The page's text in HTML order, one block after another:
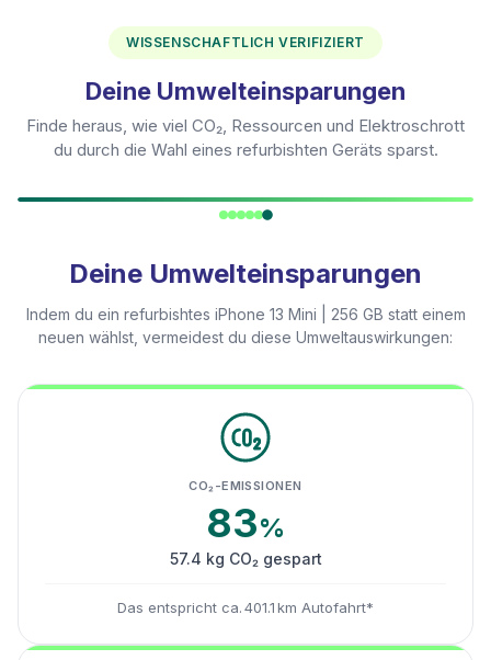
WISSENSCHAFTLICH VERIFIZIERT
Deine Umwelteinsparungen
Finde heraus, wie viel CO₂, Ressourcen und Elektroschrott
du durch die Wahl eines refurbishten Geräts sparst.
Deine Umwelteinsparungen
Indem du ein refurbishtes iPhone 13 Mini | 256 GB statt einem
neuen wählst, vermeidest du diese Umweltauswirkungen:
CO₂-EMISSIONEN
83%
57.4 kg CO₂ gespart
Das entspricht ca. 401.1 km Autofahrt*